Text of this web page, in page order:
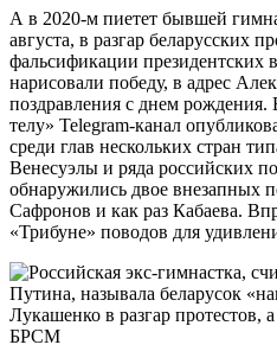
А в 2020-м пиетет бывшей
августа, в разгар беларусских
фальсификации президентских
нарисовали победу, в адрес
поздравления с днем
телу» Telegram-канал
среди глав нескольких стран
Венесуэлы и ряда российских
обнаружились двое внезапных
Сафронов и как раз Кабаева.
«Трибуне» поводов для